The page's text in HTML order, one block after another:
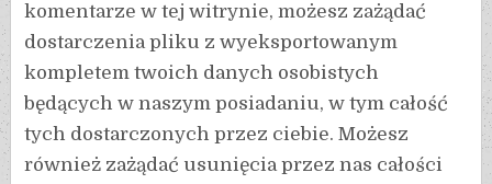
komentarze w tej witrynie, możesz zażądać
dostarczenia pliku z wyeksportowanym
kompletem twoich danych osobistych
będących w naszym posiadaniu, w tym całość
tych dostarczonych przez ciebie. Możesz
również zażądać usunięcia przez nas całości